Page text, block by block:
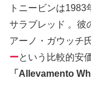
トニービンは
サラブレッド 。彼
アーノ・ガウッチ
ーという比較的安
「Allevamento